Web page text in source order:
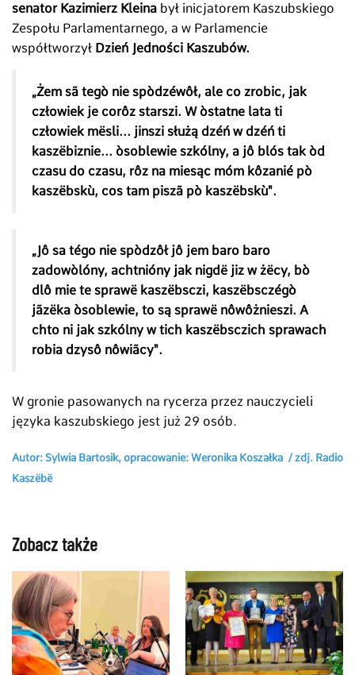
senator Kazimierz Kleina był inicjatorem Kaszubskiego
Zespołu Parlamentarnego, a w Parlamencie
współtworzył Dzień Jedności Kaszubów.
„Żem sã tegò nie spòdzéwôł, ale co zrobic, jak
człowiek je corôz starszi. W òstatne lata ti
człowiek mësli... jinszi służą dzéń w dzéń ti
kaszëbiznie... òsoblewie szkólny, a jô blós tak òd
czasu do czasu, rôz na miesąc móm kôzanié pò
kaszëbskù, cos tam piszã pò kaszëbskù".
„Jô sa tégo nie spòdzôł jô jem baro baro
zadowòlóny, achtnióny jak nigdë jiz w żëcy, bò
dlô mie te sprawë kaszëbsczi, kaszëbsczégò
jãzëka òsoblewie, to są sprawë nôwôżnieszi. A
chto ni jak szkólny w tich kaszëbsczich sprawach
robia dzysô nôwiãcy".
W gronie pasowanych na rycerza przez nauczycieli
języka kaszubskiego jest już 29 osób.
Autor: Sylwia Bartosik, opracowanie: Weronika Koszałka / zdj. Radio
Kaszëbë
Zobacz także